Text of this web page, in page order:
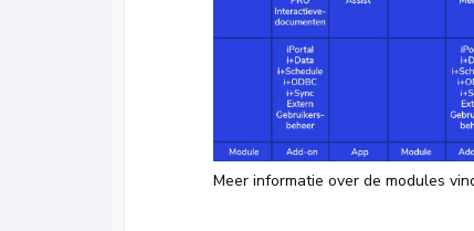
Meer informatie over de modules